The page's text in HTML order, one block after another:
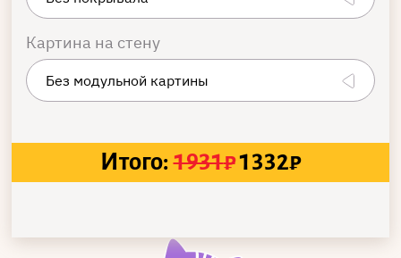
Картина на стену
Итого: 1931₽1332₽